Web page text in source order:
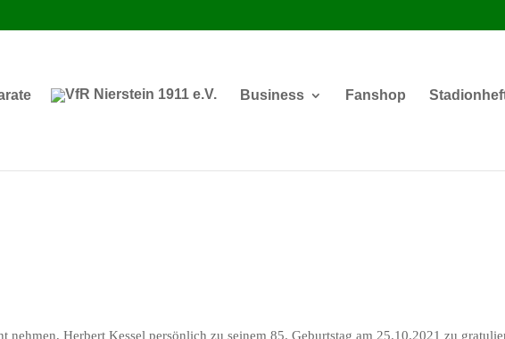
Business Fanshop
Herbert Kessel persönlich zu seinem 85. Geburtstag am 25.10.2021 zu